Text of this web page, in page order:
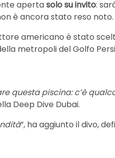
apertasolo su invito:
è ancora stato reso noto.
americano è stato
metropoli del Golfo
questa piscina: c’è
Deep Dive Dubai.
”, ha aggiunto il divo,